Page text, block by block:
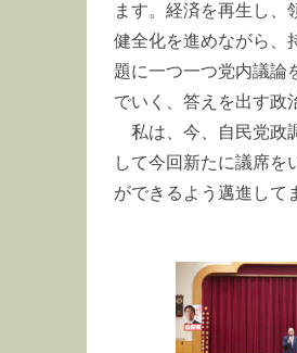
ます。経済を再生し、
健全化を進めながら、
題に一つ一つ党内議論
でいく、答えを出す政
私は、今、自民党政
して今回新たに議席を
ができるよう邁進して